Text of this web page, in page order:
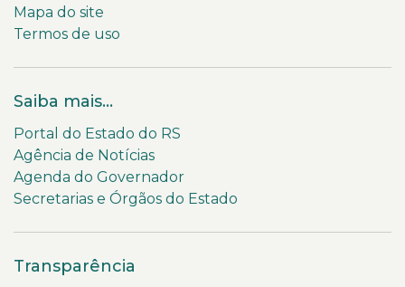
Mapa do site
Termos de uso
Saiba mais...
Portal do Estado do RS
Agência de Notícias
Agenda do Governador
Secretarias e Órgãos do Estado
Transparência